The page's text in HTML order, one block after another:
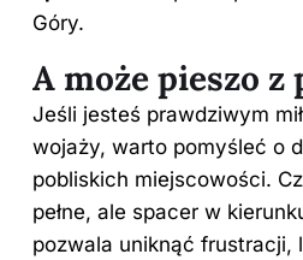
Góry.
A może pieszo z
Jeśli jesteś prawdziwym
wojaży, warto pomyśleć o
pobliskich miejscowości.
pełne, ale spacer w
pozwala uniknąć frustracji,